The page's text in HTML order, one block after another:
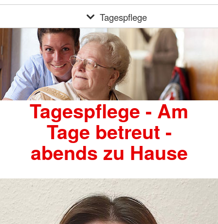
Tagespflege
Tagespflege - Am
Tage betreut -
abends zu Hause